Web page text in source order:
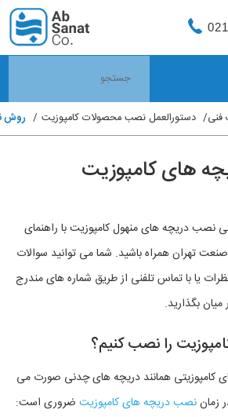
فنی دستورالعمل نصب محصولات کامپوزیت روش
های کامپوزیت
نصب دریچه های منهول کامپوزیت با راهنمای
تهران همراه باشید. شما می توانید سوالات
یا با تماس تلفنی از طریق شماره های مندرج
بگذارید.
را نصب کنیم؟
كامپوزيتی همانند دريچه های چدنی صورت می
زماننصب دریچه های کامپوزیتضروری است: